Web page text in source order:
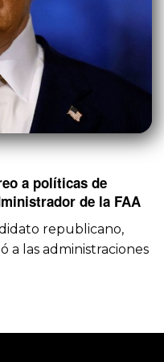
a políticas de
de la FAA
republicano,
a las administraciones